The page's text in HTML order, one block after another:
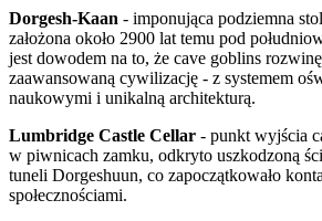
Dorgesh-Kaan - imponująca podziemna
założona około 2900 lat temu pod
jest dowodem na to, że cave goblins
zaawansowaną cywilizację - z systemem
naukowymi i unikalną architekturą.
Lumbridge Castle Cellar - punkt wyjścia
w piwnicach zamku, odkryto uszkodzoną
tuneli Dorgeshuun, co zapoczątkowało
społecznościami.